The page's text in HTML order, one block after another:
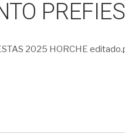
2025 HORCHE